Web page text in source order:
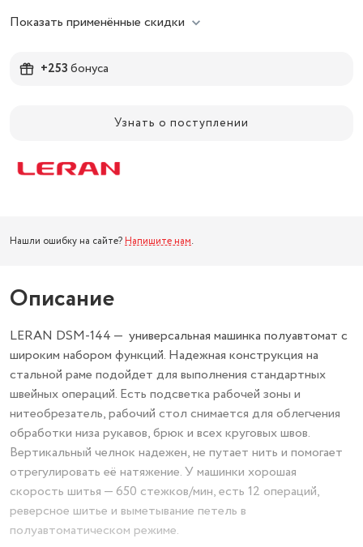
Показать применённые скидки
+253бонуса
Узнать о поступлении
Нашли ошибку на сайте? Напишите нам.
Описание
LERAN DSM-144 — универсальная машинка полуавтомат с
широким набором функций. Надежная конструкция на
стальной раме подойдет для выполнения стандартных
швейных операций. Есть подсветка рабочей зоны и
нитеобрезатель, рабочий стол снимается для облегчения
обработки низа рукавов, брюк и всех круговых швов.
Вертикальный челнок надежен, не путает нить и помогает
отрегулировать её натяжение. У машинки хорошая
скорость шитья — 650 стежков/мин, есть 12 операций,
реверсное шитье и выметывание петель в
полуавтоматическом режиме.